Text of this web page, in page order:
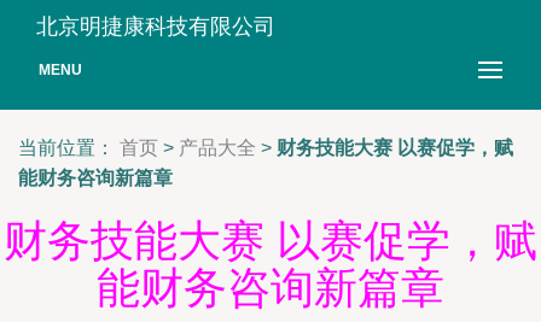
北京明捷康科技有限公司
MENU
当前位置： 首页 > 产品大全 > 财务技能大赛 以赛促学，赋
能财务咨询新篇章
财务技能大赛 以赛促学，赋
能财务咨询新篇章